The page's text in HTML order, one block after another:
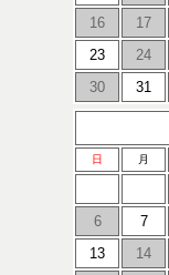
16
17
23
24
30
31
日 月
6
7
13
14